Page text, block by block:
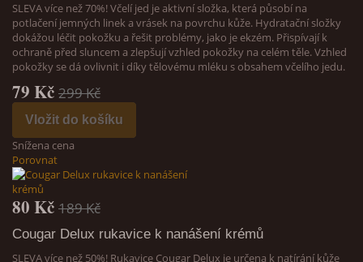
SLEVA více než 70%! Včelí jed je aktivní složka, která působí na
potlačení jemných linek a vrásek na povrchu kůže. Hydratační složky
dokážou léčit pokožku a řešit problémy, jako je ekzém. Přispívají k
ochraně před sluncem a zlepšují vzhled pokožky na celém těle. Vzhled
pokožky se dá ovlivnit i díky tělovému mléku s obsahem včelího jedu.
79 Kč 299 Kč
Vložit do košíku
Snížena cena
Porovnat
80 Kč 189 Kč
Cougar Delux rukavice k nanášení krémů
SLEVA více než 50%! Rukavice Cougar Delux je určena k natírání kůže